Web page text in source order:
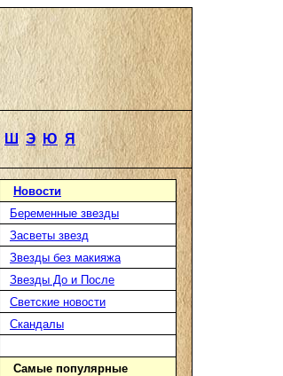
Ш Э Ю Я
Новости
Беременные звезды
Засветы звезд
Звезды без макияжа
Звезды До и После
Светские новости
Скандалы
Самые популярные